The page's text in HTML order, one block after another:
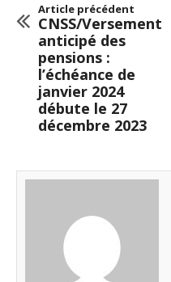
Article précédent
CNSS/Versement
anticipé des
pensions :
l’échéance de
janvier 2024
débute le 27
décembre 2023